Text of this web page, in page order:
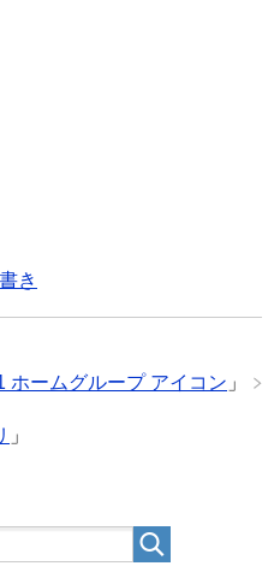
き
ホームグループ アイコン 」
」